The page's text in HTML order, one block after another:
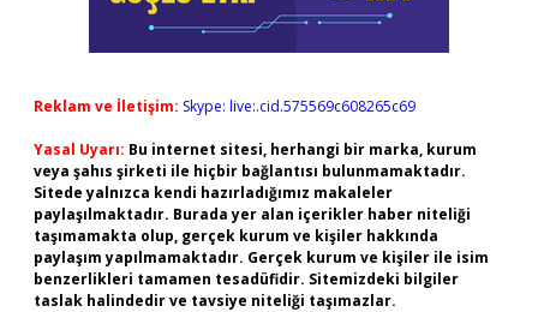
Reklam ve İletişim: Skype: live:.cid.575569c608265c69
Yasal Uyarı: Bu internet sitesi, herhangi bir marka, kurum
veya şahıs şirketi ile hiçbir bağlantısı bulunmamaktadır.
Sitede yalnızca kendi hazırladığımız makaleler
paylaşılmaktadır. Burada yer alan içerikler haber niteliği
taşımamakta olup, gerçek kurum ve kişiler hakkında
paylaşım yapılmamaktadır. Gerçek kurum ve kişiler ile isim
benzerlikleri tamamen tesadüfidir. Sitemizdeki bilgiler
taslak halindedir ve tavsiye niteliği taşımazlar.